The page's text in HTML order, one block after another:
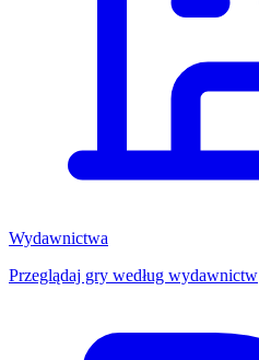
Wydawnictwa
Przeglądaj gry według wydawnictw